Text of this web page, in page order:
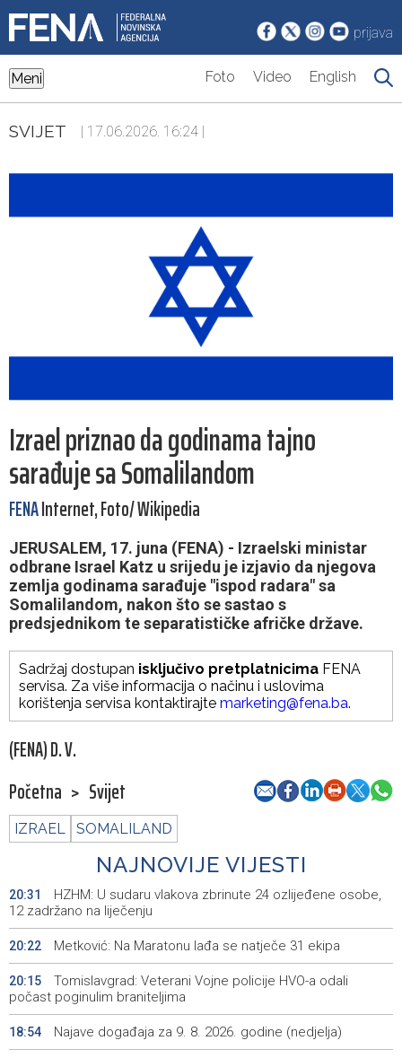
prijava
Meni Foto Video English
SVIJET | 17.06.2026. 16:24 |
Izrael priznao da godinama tajno
sarađuje sa Somalilandom
FENAInternet, Foto/ Wikipedia
JERUSALEM, 17. juna (FENA) - Izraelski ministar
odbrane Israel Katz u srijedu je izjavio da njegova
zemlja godinama sarađuje "ispod radara" sa
Somalilandom, nakon što se sastao s
predsjednikom te separatističke afričke države.
Sadržaj dostupan isključivo pretplatnicima FENA
servisa. Za više informacija o načinu i uslovima
korištenja servisa kontaktirajte marketing@fena.ba.
(FENA) D. V.
Početna > Svijet
IZRAEL SOMALILAND
NAJNOVIJE VIJESTI
20:31
HZHM: U sudaru vlakova zbrinute 24 ozlijeđene osobe,
12 zadržano na liječenju
20:22 Metković: Na Maratonu lađa se natječe 31 ekipa
20:15
Tomislavgrad: Veterani Vojne policije HVO-a odali
počast poginulim braniteljima
18:54 Najave događaja za 9. 8. 2026. godine (nedjelja)